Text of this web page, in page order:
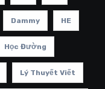
Dammy HE
Học Đường
Lý Thuyết Viết